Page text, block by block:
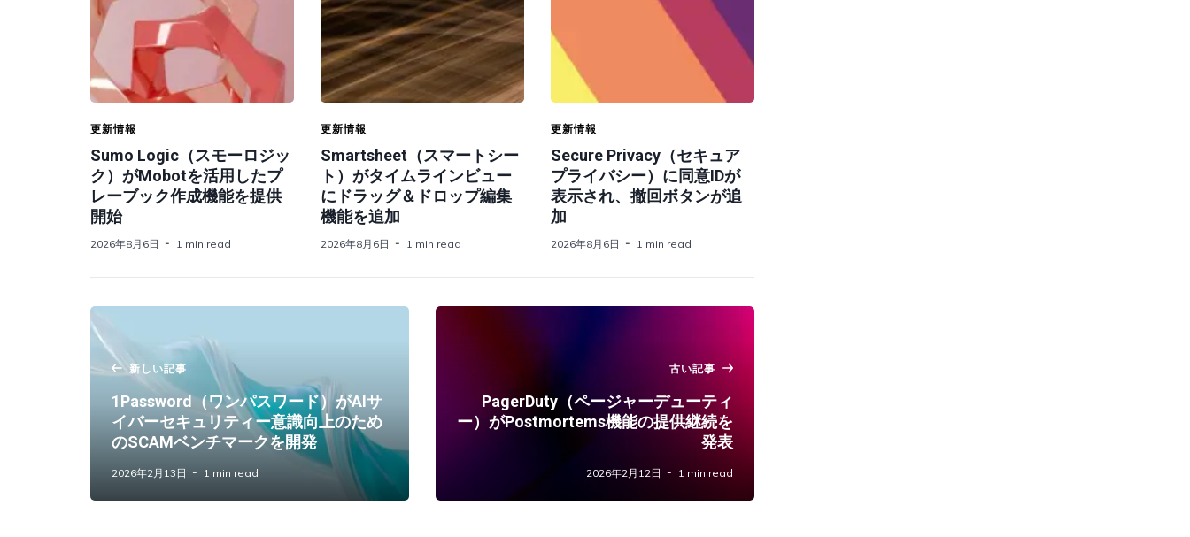
更新情報
Sumo Logic（スモーロジッ
ク）がMobotを活用したプ
レーブック作成機能を提供
開始
2026年8月6日 1 min read
更新情報
Smartsheet（スマートシー
ト）がタイムラインビュー
にドラッグ＆ドロップ編集
機能を追加
2026年8月6日 1 min read
更新情報
Secure Privacy（セキュア
プライバシー）に同意IDが
表示され、撤回ボタンが追
加
2026年8月6日 1 min read
新しい記事
1Password（ワンパスワード）がAIサ
イバーセキュリティー意識向上のため
のSCAMベンチマークを開発
2026年2月13日 1 min read
古い記事
PagerDuty（ページャーデューティ
ー）がPostmortems機能の提供継続を
発表
2026年2月12日 1 min read